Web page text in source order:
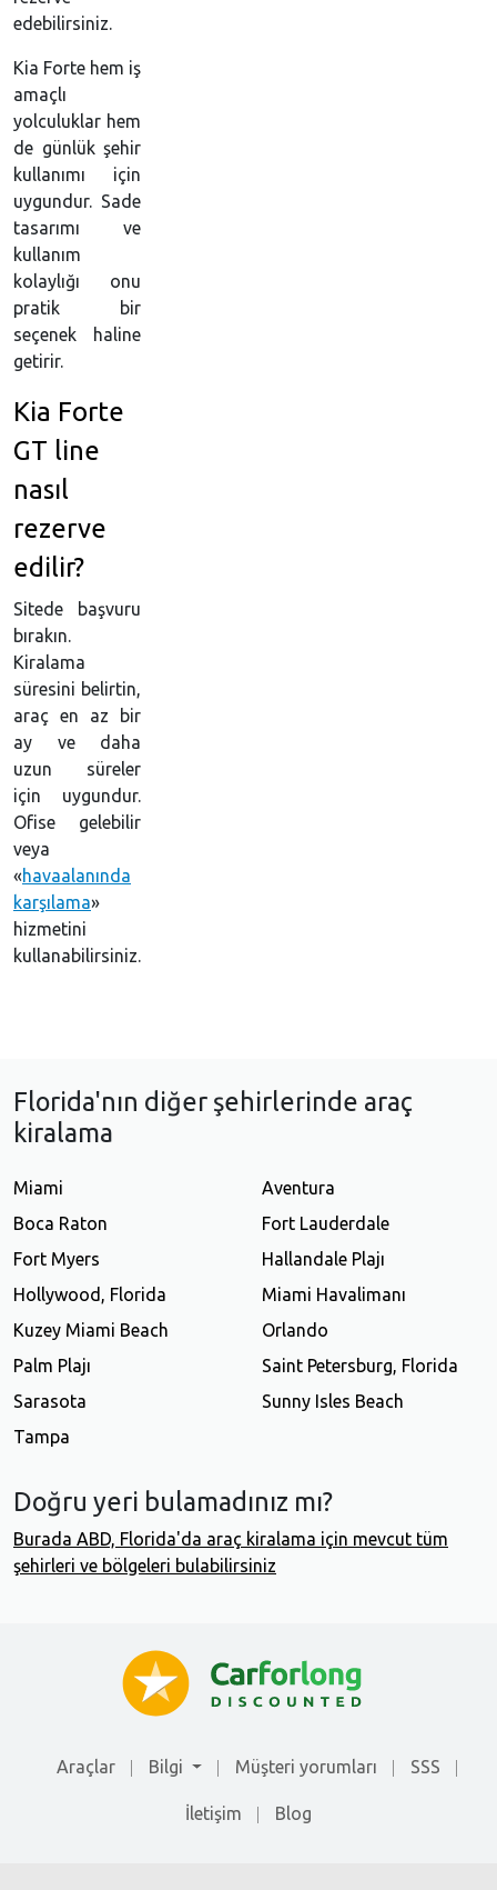
edebilirsiniz.
Kia Forte hem iş
amaçlı
yolculuklar hem
de günlük şehir
kullanımı için
uygundur. Sade
tasarımı ve
kullanım
kolaylığı onu
pratik bir
seçenek haline
getirir.
Kia Forte
GT line
nasıl
rezerve
edilir?
Sitede başvuru
bırakın.
Kiralama
süresini belirtin,
araç en az bir
ay ve daha
uzun süreler
için uygundur.
Ofise gelebilir
veya
«havaalanında
karşılama»
hizmetini
kullanabilirsiniz.
Florida'nın diğer şehirlerinde araç
kiralama
Miami
Aventura
Boca Raton
Fort Lauderdale
Fort Myers
Hallandale Plajı
Hollywood, Florida
Miami Havalimanı
Kuzey Miami Beach
Orlando
Palm Plajı
Saint Petersburg, Florida
Sarasota
Sunny Isles Beach
Tampa
Doğru yeri bulamadınız mı?
Burada ABD, Florida'da araç kiralama için mevcut tüm
şehirleri ve bölgeleri bulabilirsiniz
Araçlar Bilgi Müşteri yorumları SSS
İletişim Blog